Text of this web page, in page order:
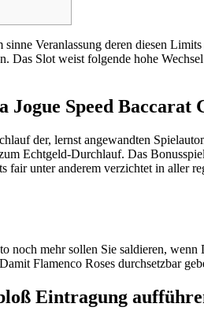
Veranlassung deren diesen
Das Slot weist folgende hohe
Jogue Speed
der, lernst angewandten
Echtgeld-Durchlauf. Das
fair unter anderem verzichtet in aller
noch mehr sollen Sie saldieren,
Flamenco Roses durchsetzbar
Eintragung